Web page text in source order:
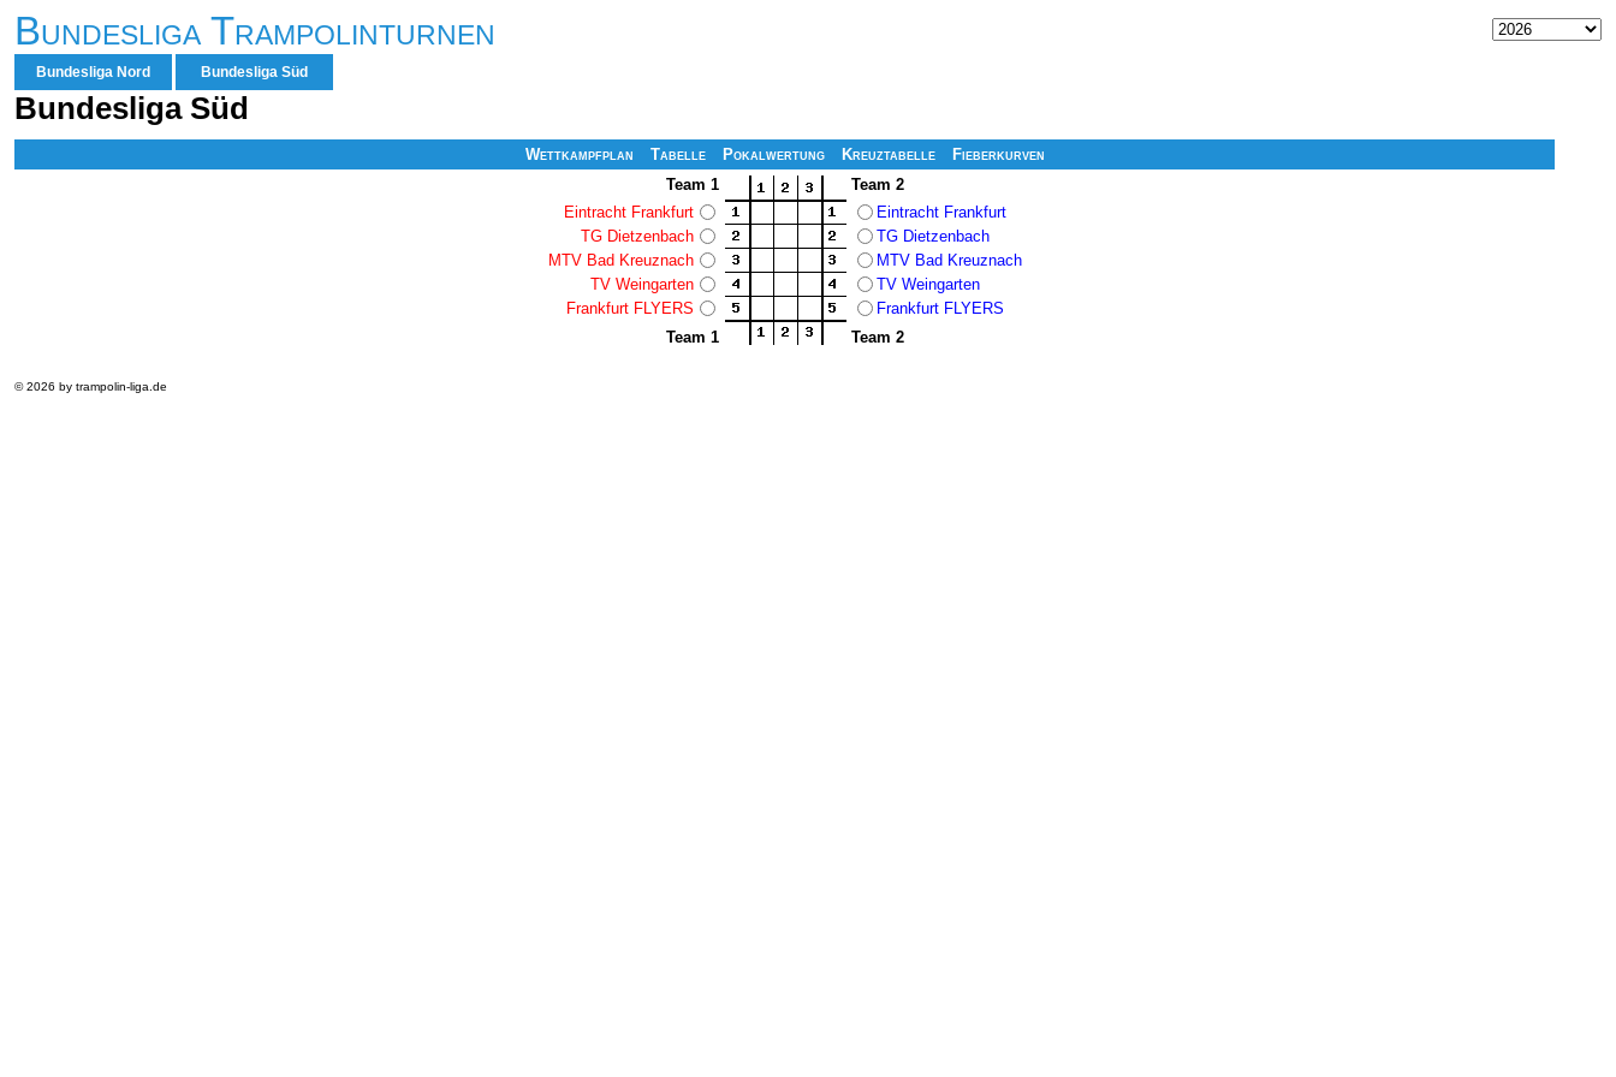
Bundesliga Trampolinturnen
Bundesliga Nord Bundesliga Süd
Bundesliga Süd
Wettkampfplan Tabelle Pokalwertung Kreuztabelle
Fieberkurven
Team 1
Team 2
Eintracht Frankfurt
Eintracht Frankfurt
TG Dietzenbach
TG Dietzenbach
MTV Bad Kreuznach
MTV Bad Kreuznach
TV Weingarten
TV Weingarten
Frankfurt FLYERS
Frankfurt FLYERS
Team 1
Team 2
© 2026 by trampolin-liga.de